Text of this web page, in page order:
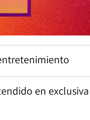
en exclusiva